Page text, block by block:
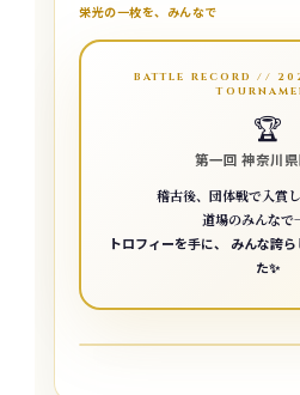
栄光の一枚を、みんなで
BATTLE RECORD //
🏆
第一回 神奈川
稽古後、団体戦で入賞
道場のみんなで
トロフィーを手に、 みんな誇
た✨️